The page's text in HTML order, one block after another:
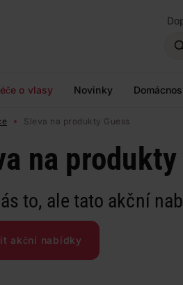
o vlasy Novinky
Sleva na produkty Guess
na produkty
to, ale tato akční
akční nabídky